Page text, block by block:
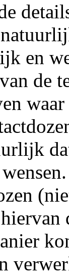
en
de